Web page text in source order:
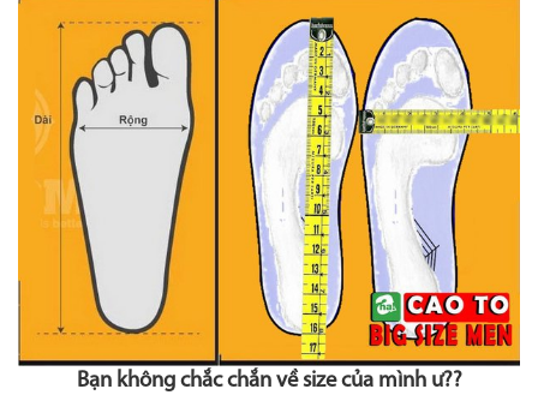
Bạn không chắc chắn về size của mình ư??